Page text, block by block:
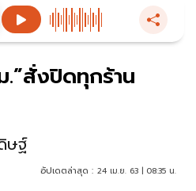
.”สั่งปิดทุกร้าน
ษฐ์
อัปเดตล่าสุด : 24 เม.ย. 63 | 08:35 น.